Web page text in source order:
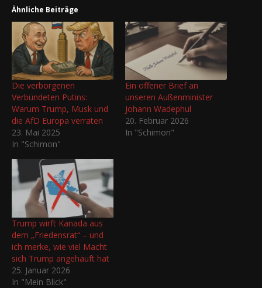
Ähnliche Beiträge
Die verborgenen
Verbündeten Putins:
Warum Trump, Musk und
die AfD Europa verraten
23. Mai 2025
In "Schimon"
Ein offener Brief an
unseren Außenminister
Johann Wadephul
20. Februar 2026
In "Schimon"
Trump wirft Kanada aus
dem „Friedensrat“ – und
ich merke, wie viel Macht
sich Trump angehäuft hat
25. Januar 2026
In "Mein Blick"